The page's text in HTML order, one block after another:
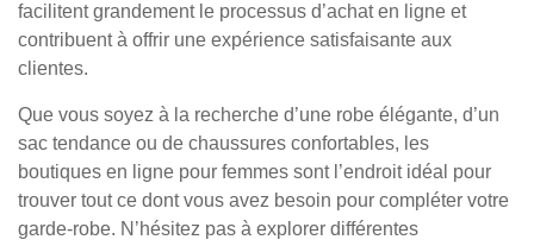
facilitent grandement le processus d’achat en ligne et
contribuent à offrir une expérience satisfaisante aux
clientes.
Que vous soyez à la recherche d’une robe élégante, d’un
sac tendance ou de chaussures confortables, les
boutiques en ligne pour femmes sont l’endroit idéal pour
trouver tout ce dont vous avez besoin pour compléter votre
garde-robe. N’hésitez pas à explorer différentes